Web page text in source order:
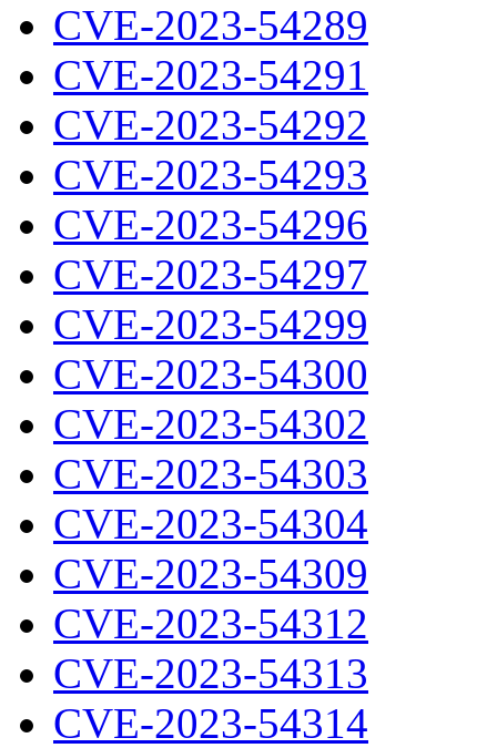
CVE-2023-54289
CVE-2023-54291
CVE-2023-54292
CVE-2023-54293
CVE-2023-54296
CVE-2023-54297
CVE-2023-54299
CVE-2023-54300
CVE-2023-54302
CVE-2023-54303
CVE-2023-54304
CVE-2023-54309
CVE-2023-54312
CVE-2023-54313
CVE-2023-54314